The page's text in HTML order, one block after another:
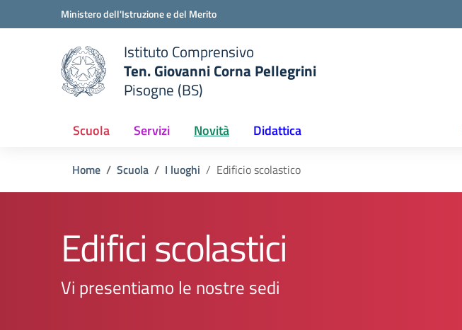
Vai ai contenuti
Vai al menu di navigazioneMinistero dell'Istruzione e del Merito
scuola
Istituto Comprensivo
Ten. Giovanni Corna Pellegrini
Pisogne (BS)
Scuola Servizi Novità Didattica
Home Scuola I luoghi Edificio scolastico
Edifici scolastici
Vi presentiamo le nostre sedi